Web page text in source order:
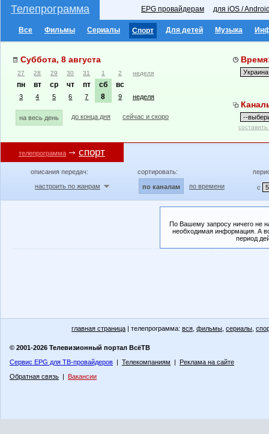
Телепрограмма EPG провайдерам для iOS /
Все Фильмы Сериалы Спорт Для детей Музыка
Суббота, 8 августа
27 28 29 30 31 1 2 неделя
пн вт ср чт пт сб вс
3 4 5 6 7 8 9 неделя
на весь день до конца дня сейчас и скоро
телепрограмма спорт
описания передач:
настроить по жанрам
сортировать:
по каналам по времени с
По Вашему запросу ничего не
необходимая информация. А
период
главная страница | телепрограмма: вся фильмы сериалы
© 2001-2026 Телевизионный портал ВсёТВ
Сервис EPG для ТВ-провайдеров | Телекомпаниям | Реклама на сайте
Обратная связь | Вакансии